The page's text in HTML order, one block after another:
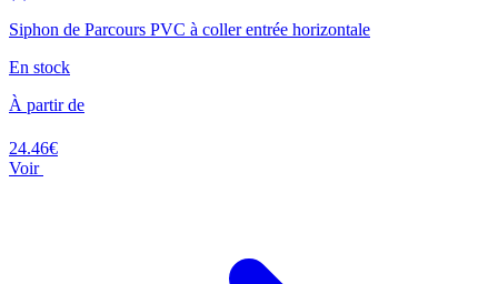
Siphon de Parcours PVC à coller entrée horizontale
En stock
À partir de
24.46€
Voir